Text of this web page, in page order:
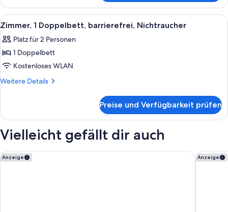
2 Doppelbetten,
Nichtraucher
Alle
Fotos
für
Zimmer,
1
Doppelbett,
anzeigen
Eine dreiköpfige Familie auf einem
5
Zimmer, 1 Doppelbett, barrierefrei, Nichtraucher
Platz für 2 Personen
1 Doppelbett
Kostenloses WLAN
Weitere Details
Weitere
1
barrierefrei,
Preise und Verfügbarkeit prüfen
Vielleicht gefällt dir auch
Anzeige
Motel 6 Rhome, TX Anzeige